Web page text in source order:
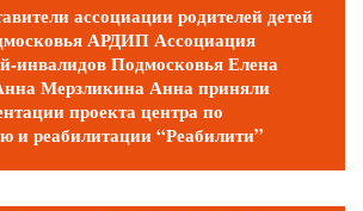
ассоциации родителей детей
АРДИП Ассоциация
инвалидов Подмосковья Елена
Мерзликина Анна приняли
проекта центра по
и реабилитации “Реабилити”